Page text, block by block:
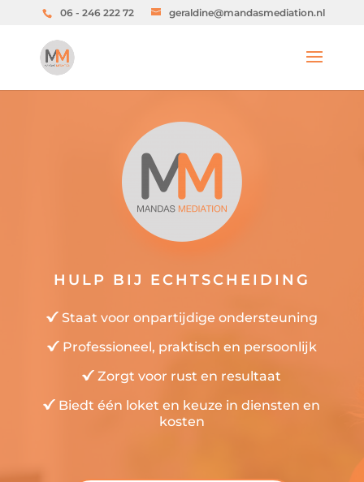
06 - 246 222 72 geraldine@mandasmediation.nl
HULP BIJ ECHTSCHEIDING
Staat voor onpartijdige ondersteuning
Professioneel, praktisch en persoonlijk
Zorgt voor rust en resultaat
Biedt één loket en keuze in diensten en
kosten